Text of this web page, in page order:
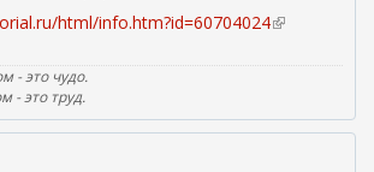
html/info.htm?id=60704024(
н
ш
- это чудо.
- это труд.